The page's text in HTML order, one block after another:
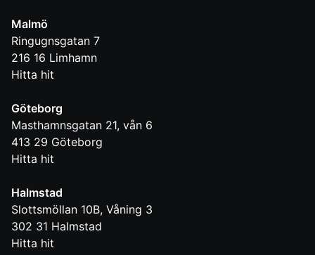
Malmö
Ringugnsgatan 7
216 16 Limhamn
Hitta hit
Göteborg
Masthamnsgatan 21, vån 6
413 29 Göteborg
Hitta hit
Halmstad
Slottsmöllan 10B, Våning 3
302 31 Halmstad
Hitta hit